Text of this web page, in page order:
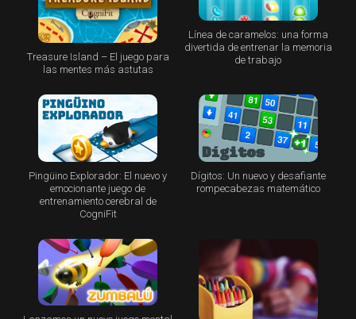
Treasure Island – El juego para
las mentes más astutas
Línea de caramelos: una forma
divertida de entrenar la memoria
de trabajo
Pingüino Explorador: El nuevo y
emocionante juego de
entrenamiento cerebral de
CogniFit
Dígitos: Un nuevo y desafiante
rompecabezas matemático